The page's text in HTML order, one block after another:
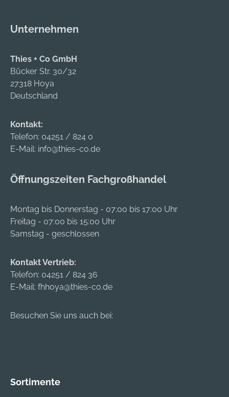
Unternehmen
Thies + Co GmbH
Bücker Str. 30/32
27318 Hoya
Deutschland
Kontakt:
Telefon: 04251 / 824 0
E-Mail: info@thies-co.de
Öffnungszeiten Fachgroßhandel
Montag bis Donnerstag - 07:00 bis 17:00 Uhr
Freitag - 07:00 bis 15:00 Uhr
Samstag - geschlossen
Kontakt Vertrieb:
Telefon: 04251 / 824 36
E-Mail: fhhoya@thies-co.de
Besuchen Sie uns auch bei:
Sortimente